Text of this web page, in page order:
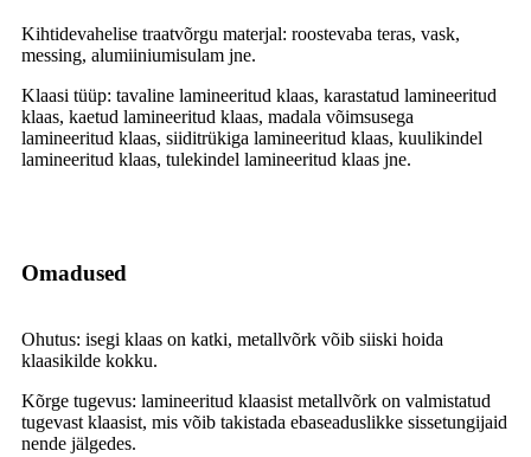
Kihtidevahelise traatvõrgu materjal: roostevaba teras, vask,
messing, alumiiniumisulam jne.
Klaasi tüüp: tavaline lamineeritud klaas, karastatud lamineeritud
klaas, kaetud lamineeritud klaas, madala võimsusega
lamineeritud klaas, siiditrükiga lamineeritud klaas, kuulikindel
lamineeritud klaas, tulekindel lamineeritud klaas jne.
Omadused
Ohutus: isegi klaas on katki, metallvõrk võib siiski hoida
klaasikilde kokku.
Kõrge tugevus: lamineeritud klaasist metallvõrk on valmistatud
tugevast klaasist, mis võib takistada ebaseaduslikke sissetungijaid
nende jälgedes.